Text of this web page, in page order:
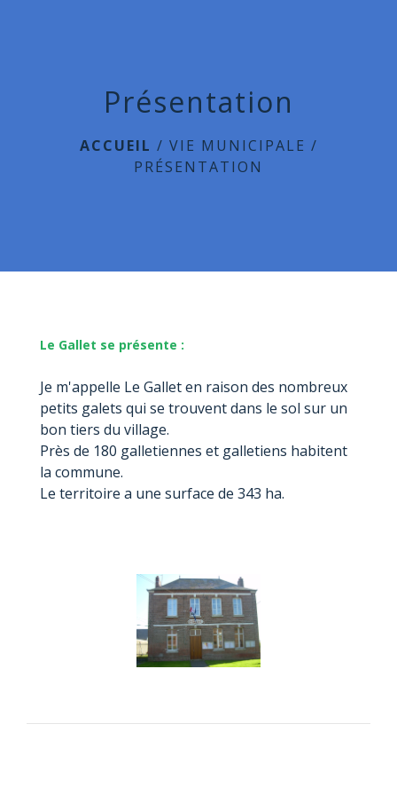
Présentation
ACCUEIL / VIE MUNICIPALE /
PRÉSENTATION
Le Gallet se présente :
Je m'appelle Le Gallet en raison des nombreux
petits galets qui se trouvent dans le sol sur un
bon tiers du village.
Près de 180 galletiennes et galletiens habitent
la commune.
Le territoire a une surface de 343 ha.